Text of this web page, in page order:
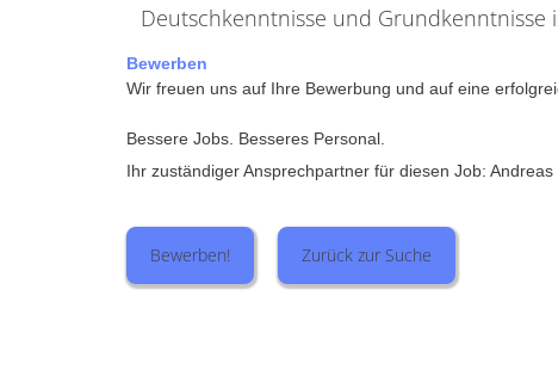
Deutschkenntnisse und Grundkenntnisse
Bewerben
Wir freuen uns auf Ihre Bewerbung und auf eine
Bessere Jobs. Besseres Personal.
Ihr zuständiger Ansprechpartner für diesen Job:
Bewerben! Zurück zur Suche